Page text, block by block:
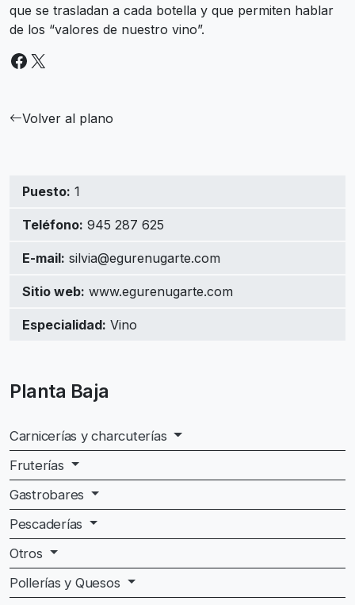
que se trasladan a cada botella y que permiten hablar
de los “valores de nuestro vino”.
Facebook
X
Volver al plano
Puesto: 1
Teléfono: 945 287 625
E-mail: silvia@egurenugarte.com
Sitio web: www.egurenugarte.com
Especialidad: Vino
Planta Baja
Carnicerías y charcuterías
Fruterías
Gastrobares
Pescaderías
Otros
Pollerías y Quesos